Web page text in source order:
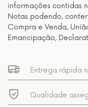
informações contidas
Notas podendo,
Compra e Venda,
Emancipação,
Entrega rápida
Qualidade